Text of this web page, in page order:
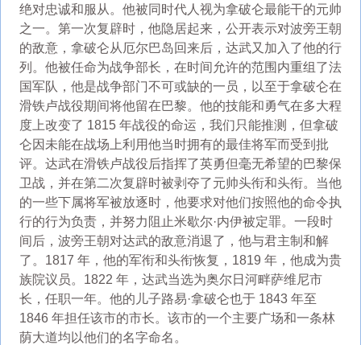
绝对忠诚和服从。他被同时代人视为拿破仑最能干的元帅
之一。第一次复辟时，他隐居起来，公开表示对波旁王朝
的敌意，拿破仑从厄尔巴岛回来后，达武又加入了他的行
列。他被任命为战争部长，在时间允许的范围内重组了法
国军队，他是战争部门不可或缺的一员，以至于拿破仑在
滑铁卢战役期间将他留在巴黎。他的技能和勇气在多大程
度上改变了 1815 年战役的命运，我们只能推测，但拿破
仑因未能在战场上利用他当时拥有的最佳将军而受到批
评。达武在滑铁卢战役后指挥了英勇但毫无希望的巴黎保
卫战，并在第二次复辟时被剥夺了元帅头衔和头衔。当他
的一些下属将军被放逐时，他要求对他们按照他的命令执
行的行为负责，并努力阻止米歇尔·内伊被定罪。一段时
间后，波旁王朝对达武的敌意消退了，他与君主制和解
了。1817 年，他的军衔和头衔恢复，1819 年，他成为贵
族院议员。1822 年，达武当选为奥尔日河畔萨维尼市
长，任职一年。他的儿子路易·拿破仑也于 1843 年至
1846 年担任该市的市长。该市的一个主要广场和一条林
荫大道均以他们的名字命名。